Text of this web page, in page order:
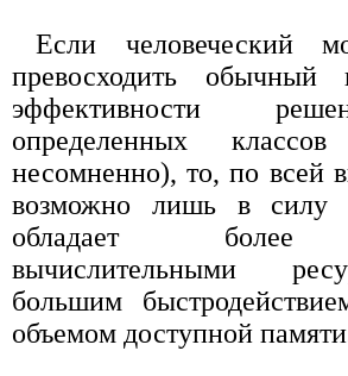
Если человеческий
превосходить обычный
эффективности
определенных
несомненно), то, по всей
возможно лишь в силу
обладает
вычислительными
большим
объемом доступной